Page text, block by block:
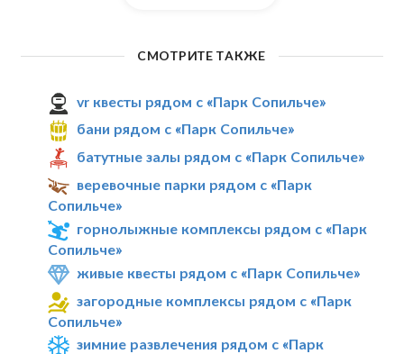
СМОТРИТЕ ТАКЖЕ
vr квесты рядом с «Парк Сопильче»
бани рядом с «Парк Сопильче»
батутные залы рядом с «Парк Сопильче»
веревочные парки рядом с «Парк
Сопильче»
горнолыжные комплексы рядом с «Парк
Сопильче»
живые квесты рядом с «Парк Сопильче»
загородные комплексы рядом с «Парк
Сопильче»
зимние развлечения рядом с «Парк